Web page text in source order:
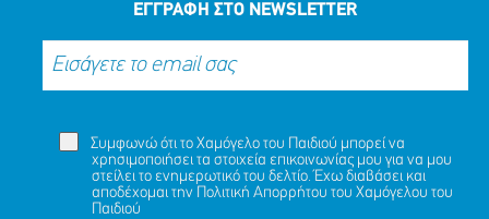
ΕΓΓΡΑΦΗ ΣΤΟ NEWSLETTER
Συμφωνώ ότι το Χαμόγελο του Παιδιού μπορεί να
χρησιμοποιήσει τα στοιχεία επικοινωνίας μου για να μου
στείλει το ενημερωτικό του δελτίο. Έχω διαβάσει και
αποδέχομαι την Πολιτική Απορρήτου του Χαμόγελου του
Παιδιού